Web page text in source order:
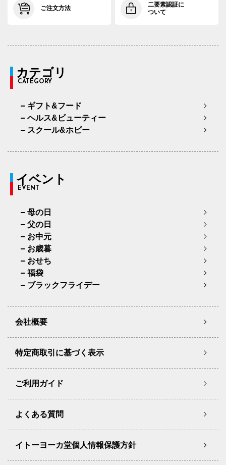
ご注文方法
二要素認証に
ついて
カテゴリ
CATEGORY
ギフト&フード
ヘルス&ビューティー
スクール&ホビー
イベント
EVENT
母の日
父の日
お中元
お歳暮
おせち
福袋
ブラックフライデー
会社概要
特定商取引に基づく表示
ご利用ガイド
よくある質問
イトーヨーカ堂個人情報保護方針